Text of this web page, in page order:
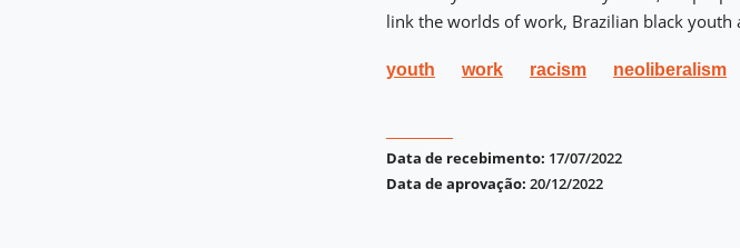
link the worlds of work, Brazilian black youth
youth work racism neoliberalism
Data de recebimento: 17/07/2022
Data de aprovação: 20/12/2022